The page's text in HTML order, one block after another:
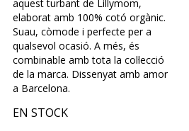
aquest turbant de Lillymom,
elaborat amb 100% cotó orgànic.
Suau, còmode i perfecte per a
qualsevol ocasió. A més, és
combinable amb tota la col·lecció
de la marca. Dissenyat amb amor
a Barcelona.
EN STOCK